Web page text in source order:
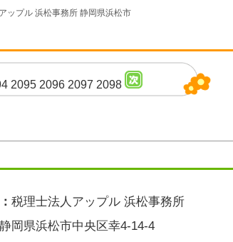
ップル 浜松事務所 静岡県浜松市
2095 2096 2097 2098
税理士法人アップル 浜松事務所
静岡県浜松市中央区幸4-14-4